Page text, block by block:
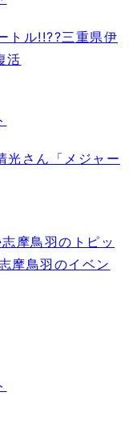
トル!!??三重県伊
活
光さん「メジャー
摩鳥羽のトピッ
摩鳥羽のイベン